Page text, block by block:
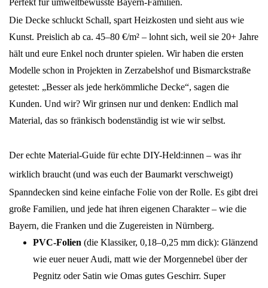
Perfekt für umweltbewusste Bayern-Familien.
Die Decke schluckt Schall, spart Heizkosten und sieht aus wie
Kunst. Preislich ab ca. 45–80 €/m² – lohnt sich, weil sie 20+ Jahre
hält und eure Enkel noch drunter spielen. Wir haben die ersten
Modelle schon in Projekten in Zerzabelshof und Bismarckstraße
getestet: „Besser als jede herkömmliche Decke“, sagen die
Kunden. Und wir? Wir grinsen nur und denken: Endlich mal
Material, das so fränkisch bodenständig ist wie wir selbst.
Der echte Material-Guide für echte DIY-Held:innen – was ihr
wirklich braucht (und was euch der Baumarkt verschweigt)
Spanndecken sind keine einfache Folie von der Rolle. Es gibt drei
große Familien, und jede hat ihren eigenen Charakter – wie die
Bayern, die Franken und die Zugereisten in Nürnberg.
PVC-Folien (die Klassiker, 0,18–0,25 mm dick): Glänzend
wie euer neuer Audi, matt wie der Morgennebel über der
Pegnitz oder Satin wie Omas gutes Geschirr. Super